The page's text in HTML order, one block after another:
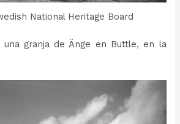
National Heritage Board
una granja de Änge en Buttle, en la